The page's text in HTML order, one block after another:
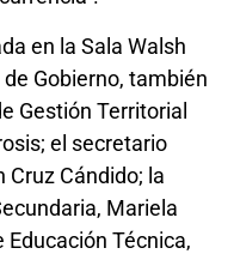
en la Sala Walsh
Gobierno, también
Gestión Territorial
el secretario
Cruz Cándido; la
Mariela
Educación Técnica,